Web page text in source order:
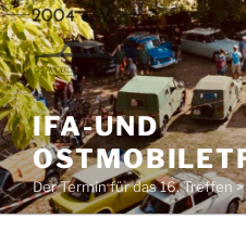
Zum
Inhalt
springen
IFA-UND
Der Termin für das 16. Treffen